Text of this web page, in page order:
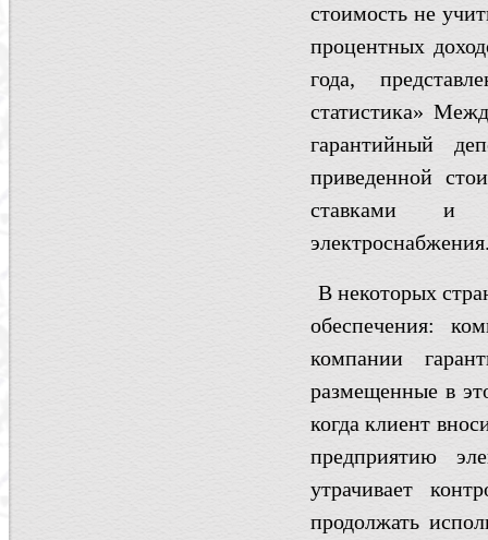
стоимость не
процентных
года,
статистика»
гарантийный
приведенной
ставками и
В некоторых
обеспечения:
компании
размещенные в
когда клиент
предприятию
утрачивает
продолжать